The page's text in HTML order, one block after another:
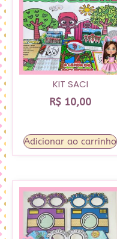
KIT SACI
R$ 10,00
Adicionar ao carrinho